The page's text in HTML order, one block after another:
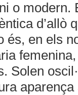
o modern.
d’allò
és, en els
Solen
aparença